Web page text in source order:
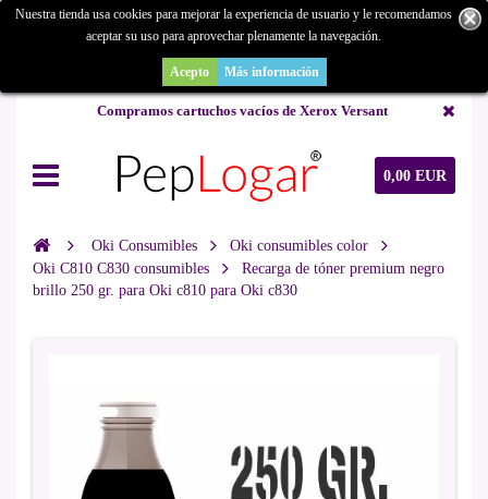
¿Buscas un repuesto de copiadora o buscas una de ocasión y no la
encuentras? Consúltanos.
Compramos cartuchos vacíos de Xerox Versant
0,00 EUR
Nuestra tienda usa cookies para mejorar la experiencia de usuario y le recomendamos
aceptar su uso para aprovechar plenamente la navegación.
Acepto Más información
Oki Consumibles
Oki consumibles color
Oki C810 C830 consumibles
Recarga de tóner premium negro
brillo 250 gr. para Oki c810 para Oki c830